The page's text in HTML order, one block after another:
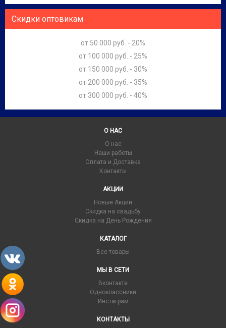
Скидки оптовикам
от 50 000 руб. - 20%
от 100 000 руб. - 25%
от 150 000 руб. - 30%
от 200 000 руб. - 35%
от 300 000 руб. - 40%
О НАС
О нас
Наши работы
Оплата и Доставка
Контакты
АКЦИИ
Новые Акции
Скидка на свадьбу
Скидка на День Рождения
КАТАЛОГ
Все товары
МЫ В СЕТИ
Вконтакте
Одноклассники
Инстаграм
КОНТАКТЫ